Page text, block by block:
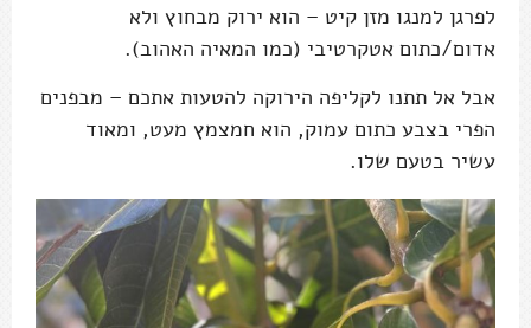
לפרגן למנגו מזן קיט – הוא ירוק מבחוץ ולא
אדום/כתום אטקרטיבי (כמו המאיה האהוב).
אבל אל תתנו לקליפה הירוקה להטעות אתכם – מבפנים
הפרי בצבע כתום עמוק, הוא חמצמץ מעט, ומאוד
עשיר בטעם שלו.